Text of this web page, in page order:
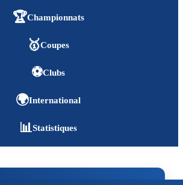
🏆Championnats
🥇Coupes
⚽Clubs
🌍International
📊Statistiques